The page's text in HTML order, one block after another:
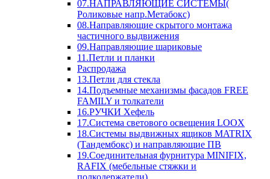
07.НАПРАВЛЯЮЩИЕ СИСТЕМЫ(
Роликовые напр.Метабокс)
08.Направляющие скрытого монтажа
частичного выдвижения
09.Направляющие шариковые
11.Петли и планки
Распродажа
13.Петли для стекла
14.Подъемные механизмы фасадов FREE
FAMILY и толкатели
16.РУЧКИ Хефель
17.Система светового освещения LOOX
18.Системы выдвижных ящиков MATRIX
(Тандембокс) и направляющие ПВ
19.Соединительная фурнитура MINIFIX,
RAFIX (мебельные стяжки и
полкодержатели)